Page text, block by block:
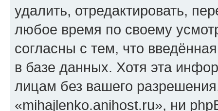
удалить, отредактировать,
любое время по своему
согласны с тем, что
в базе данных. Хотя эта
лицам без вашего
«mihajlenko.anihost.ru», ни